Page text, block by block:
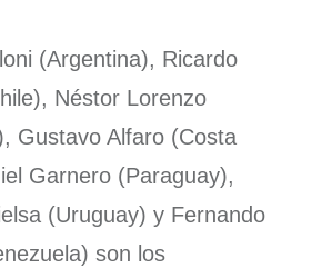
(Argentina), Ricardo
Néstor Lorenzo
Gustavo Alfaro (Costa
Garnero (Paraguay),
(Uruguay) y Fernando
son los